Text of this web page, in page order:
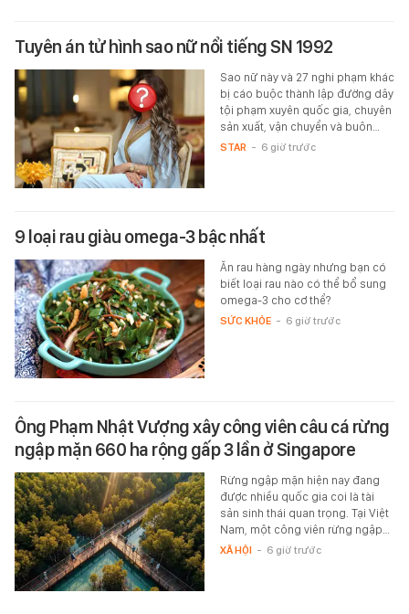
Tuyên án tử hình sao nữ nổi tiếng SN 1992
Sao nữ này và 27 nghi phạm khác
bị cáo buộc thành lập đường dây
tội phạm xuyên quốc gia, chuyên
sản xuất, vận chuyển và buôn…
STAR - 6 giờ trước
9 loại rau giàu omega-3 bậc nhất
Ăn rau hàng ngày nhưng bạn có
biết loại rau nào có thể bổ sung
omega-3 cho cơ thể?
SỨC KHỎE - 6 giờ trước
Ông Phạm Nhật Vượng xây công viên câu cá rừng
ngập mặn 660 ha rộng gấp 3 lần ở Singapore
Rừng ngập mặn hiện nay đang
được nhiều quốc gia coi là tài
sản sinh thái quan trọng. Tại Việt
Nam, một công viên rừng ngập…
XÃ HỘI - 6 giờ trước